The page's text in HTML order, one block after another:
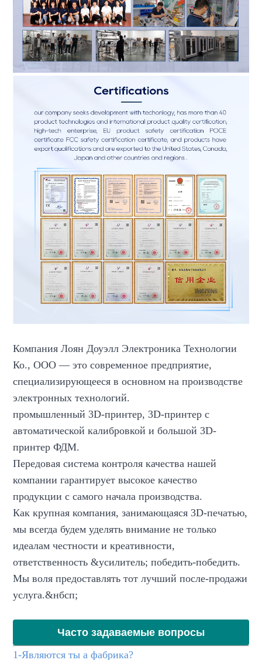
Компания Лоян Доуэлл Электроника Технологии
Ко., ООО — это современное предприятие,
специализирующееся в основном на производстве
электронных технологий.
промышленный 3D-принтер, 3D-принтер с
автоматической калибровкой и большой 3D-
принтер ФДМ.
Передовая система контроля качества нашей
компании гарантирует высокое качество
продукции с самого начала производства.
Как крупная компания, занимающаяся 3D-печатью,
мы всегда будем уделять внимание не только
идеалам честности и креативности,
ответственность &усилитель; победить-победить.
Мы воля предоставлять тот лучший после-продажи
услуга.&нбсп;
Часто задаваемые вопросы
1-Являются ты a фабрика?